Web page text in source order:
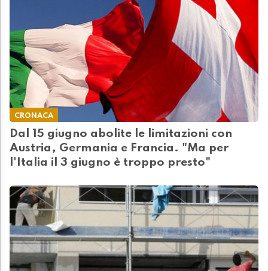
CRONACA
Dal 15 giugno abolite le limitazioni con
Austria, Germania e Francia. "Ma per
l'Italia il 3 giugno è troppo presto"